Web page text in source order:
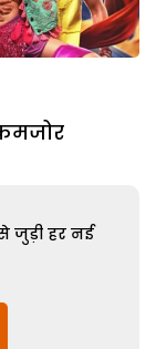
जुड़ी हर नई